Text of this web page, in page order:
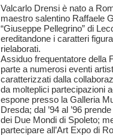
Valcarlo Drensi è nato a
maestro salentino Raffaele
“Giuseppe Pellegrino” di
ereditandone i caratteri
rielaborati.
Assiduo frequentatore della
parte a numerosi eventi
caratterizzati dalla
da molteplici partecipazioni
espone presso la Galleria
Dresda; dal ’94 al ’96
dei Due Mondi di Spoleto;
partecipare all’Art Expo di